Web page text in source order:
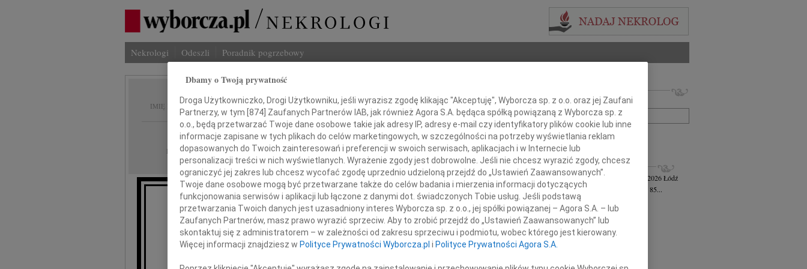
Nekrologi Odeszli Poradnik pogrzebowy
IMIĘ I NAZWISKO: Anna Błaszczyk
REGION: Łódź
DATA EMISJI: 16.08.2013
Anna Błaszczyk
Imię i nazwisko lub numer ogłoszenia:
+ szukanie zaawansowane
INNE NEKROLOGI
Czesława Jankiewicz-Ferszt wiek: 85 23.07.2026Łódź
Z głębokim żalem zawiadamiam, że w wieku 85...
Andrzej Szereda 14.07.2026
W dniu 8 lipca 2026 roku odszedł od nas...
Marek Styczyński
28.05.2026
Z głębokim smutkiem i żalem przyjęliśmy...
Bartosz Gwizdała
Dzisiaj mija dziesięć lat od dnia, kiedy...
Dbamy o Twoją prywatność
Droga Użytkowniczko, Drogi Użytkowniku, jeśli wyrazisz zgodę klikając "Akceptuję", Wyborcza sp. z o.o. oraz jej Zaufani
Partnerzy, w tym [874] Zaufanych Partnerów IAB, jak również Agora S.A. będąca spółką powiązaną z Wyborcza sp. z
o.o., będą przetwarzać Twoje dane osobowe takie jak adresy IP, adresy e-mail czy identyfikatory plików cookie lub inne
informacje zapisane w tych plikach do celów marketingowych, w szczególności na potrzeby wyświetlania reklam
dopasowanych do Twoich zainteresowań i preferencji w swoich serwisach, aplikacjach i w Internecie lub
personalizacji treści w nich wyświetlanych. Wyrażenie zgody jest dobrowolne. Jeśli nie chcesz wyrazić zgody, chcesz
ograniczyć jej zakres lub chcesz wycofać zgodę uprzednio udzieloną przejdź do „Ustawień Zaawansowanych”.
Twoje dane osobowe mogą być przetwarzane także do celów badania i mierzenia informacji dotyczących
funkcjonowania serwisów i aplikacji lub łączone z danymi dot. świadczonych Tobie usług. Jeśli podstawą
przetwarzania Twoich danych jest uzasadniony interes Wyborcza sp. z o.o., jej spółki powiązanej – Agora S.A. – lub
Zaufanych Partnerów, masz prawo wyrazić sprzeciw. Aby to zrobić przejdź do „Ustawień Zaawansowanych” lub
skontaktuj się z administratorem – w zależności od zakresu sprzeciwu i podmiotu, wobec którego jest kierowany.
Więcej informacji znajdziesz w Polityce Prywatności Wyborcza.pl i Polityce Prywatności Agora S.A.